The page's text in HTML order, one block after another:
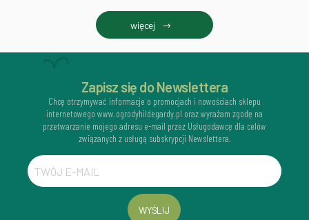
więcej
Zapisz się do Newslettera
Chcę otrzymywać informacje o promocjach i nowościach sklepu
internetowego www.ogrodyhildegardy.pl oraz wyrażam zgodę na
przetwarzanie mojego adresu e-mail przez Usługodawcę dla celów
związanych z usługą subskrypcji Newslettera.
WYŚLIJ